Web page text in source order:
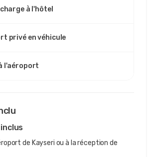
à l'hôtel
privé en véhicule
l'aéroport
de Kayseri ou à la réception de